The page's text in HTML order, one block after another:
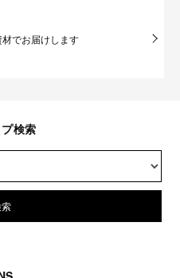
でお届けします
検索